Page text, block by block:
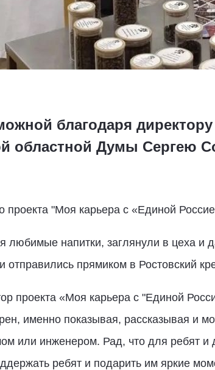
благодаря
областной Думы Сергею
проекта "Моя карьера с «Единой
любимые напитки, заглянули в цеха
отправились прямиком в Ростовский
проекта «Моя карьера с "Единой
именно показывая, рассказывая и
или инженером. Рад, что для ребят
ребят и подарить им яркие